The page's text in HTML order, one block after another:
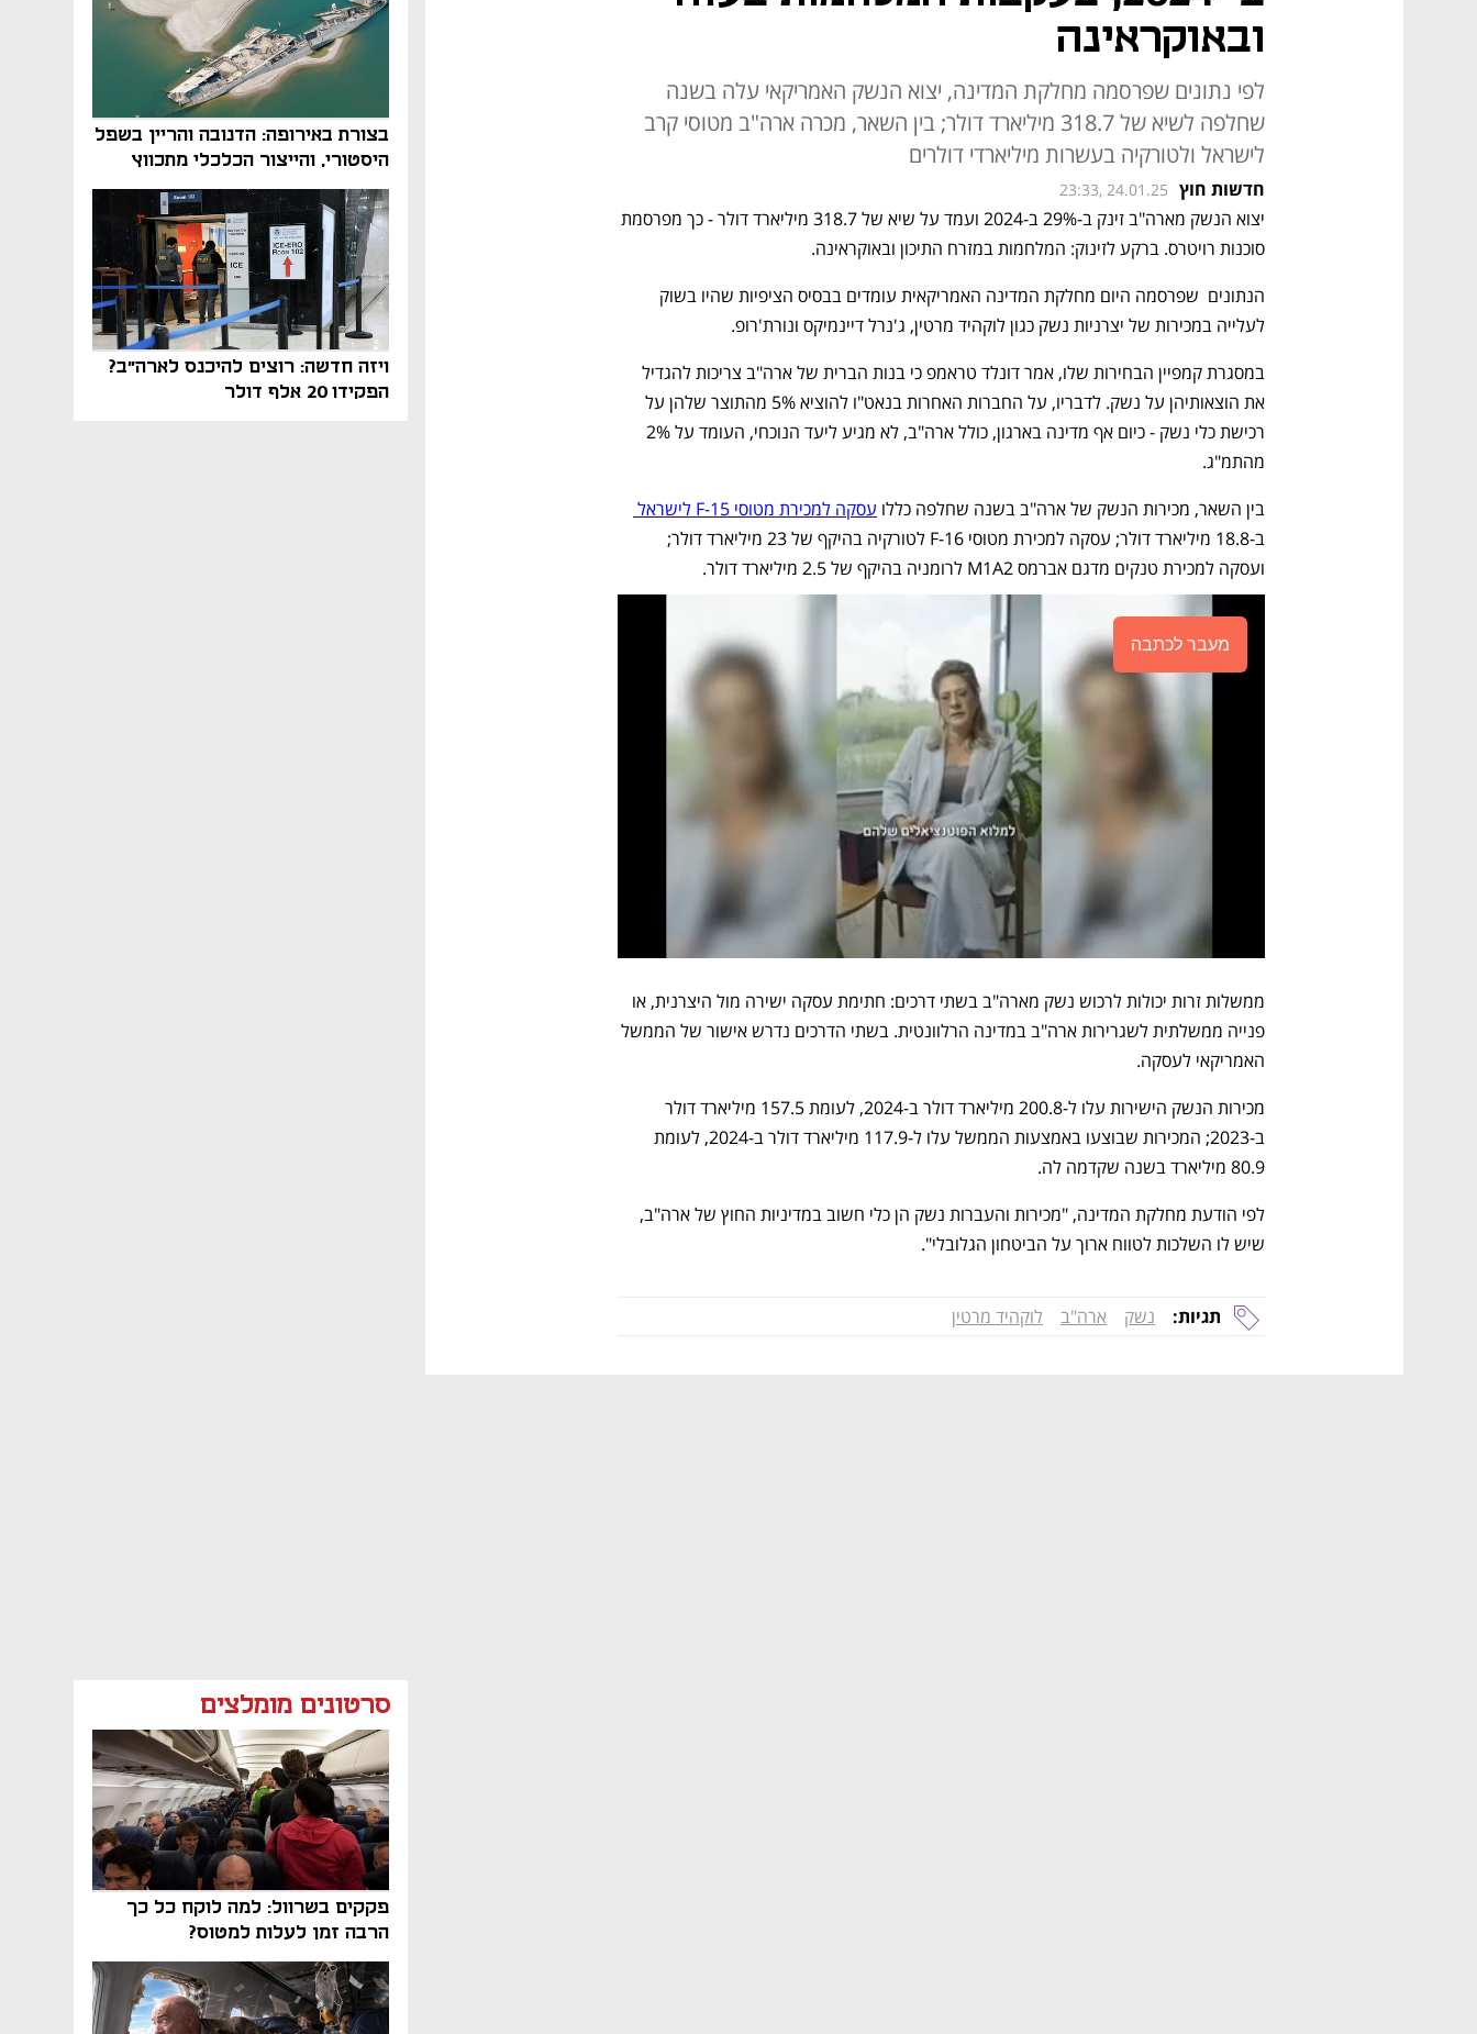
בצורת באירופה: הדנובה והריין בשפל
היסטורי, והייצור הכלכלי מתכווץ
ויזה חדשה: רוצים להיכנס לארה"ב?
הפקידו 20 אלף דולר
סרטונים מומלצים
פקקים בשרוול: למה לוקח כל כך
הרבה זמן לעלות למטוס?
ובאוקראינה
לפי נתונים שפרסמה מחלקת המדינה, יצוא הנשק האמריקאי עלה בשנה
שחלפה לשיא של 318.7 מיליארד דולר; בין השאר, מכרה ארה"ב מטוסי קרב
לישראל ולטורקיה בעשרות מיליארדי דולרים
חדשות חוץ 23:33, 24.01.25
סוכנות רויטרס. ברקע לזינוק: המלחמות במזרח התיכון ובאוקראינה.
לעלייה במכירות של יצרניות נשק כגון לוקהיד מרטין, ג'נרל דיינמיקס ונורת'רופ.
מהתמ"ג.
בין השאר, מכירות הנשק של ארה"ב בשנה שחלפה כללו עסקה למכירת מטוסי F-15 לישראל
ועסקה למכירת טנקים מדגם אברמס M1A2 לרומניה בהיקף של 2.5 מיליארד דולר.
מעבר לכתבה
האמריקאי לעסקה.
80.9 מיליארד בשנה שקדמה לה.
שיש לו השלכות לטווח ארוך על הביטחון הגלובלי".
תגיות: נשק ארה"ב לוקהיד מרטין